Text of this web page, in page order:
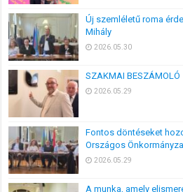
Új szemléletű roma
Mihály
2026.05.30
SZAKMAI BESZÁMOLÓ
2026.05.29
Fontos döntéseket
Országos
2026.05.29
A munka, amely